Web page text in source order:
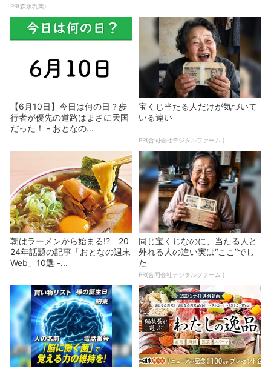
PR(森永乳業)
【6月10日】今日は何の日？歩
行者が優先の道路はまさに天国
だった！ - おとなの...
宝くじ当たる人だけが気づいて
いる違い
PR(合同会社デジタルファーム )
朝はラーメンから始まる!? 20
24年話題の記事「おとなの週末
Web」10選 -...
同じ宝くじなのに、当たる人と
外れる人の違い実は“ここ”でし
た
PR(合同会社デジタルファーム )